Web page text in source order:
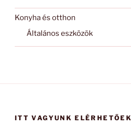
Konyha és otthon
Általános eszközök
ITT VAGYUNK ELÉRHETŐEK